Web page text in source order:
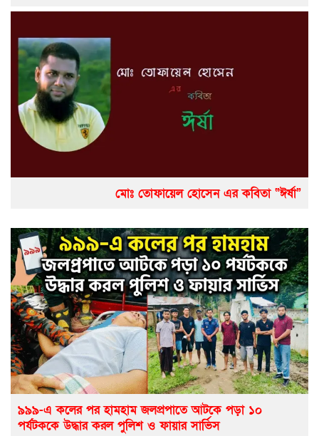
মোঃ তোফায়েল হোসেন এর কবিতা “ঈর্ষা”
৯৯৯-এ কলের পর হামহাম জলপ্রপাতে আটকে পড়া ১০
পর্যটককে উদ্ধার করল পুলিশ ও ফায়ার সার্ভিস